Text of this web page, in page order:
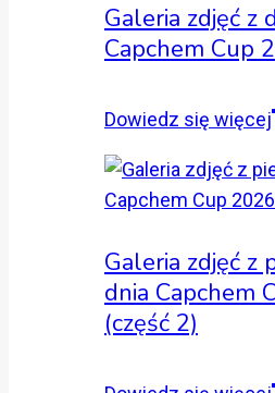
Galeria zdjęć z
Capchem Cup
Dowiedz się więcej
Galeria zdjęć z
dnia Capchem
(część 2)